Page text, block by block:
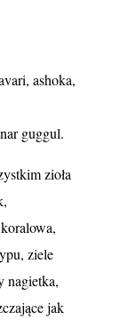
ashoka,
guggul.
zioła
ziele
nagietka,
jak